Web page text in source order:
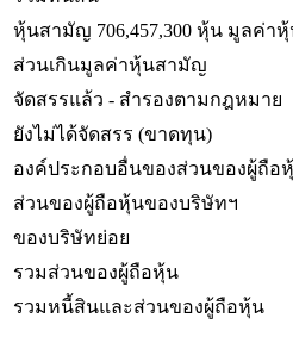
หุ้นสามัญ 706,457,300 หุ้น มูลค่า
ส่วนเกินมูลค่าหุ้นสามัญ
จัดสรรแล้ว - สำรองตามกฎหมาย
ยังไม่ได้จัดสรร (ขาดทุน)
องค์ประกอบอื่นของส่วนของผู้ถือ
ส่วนของผู้ถือหุ้นของบริษัทฯ
ของบริษัทย่อย
รวมส่วนของผู้ถือหุ้น
รวมหนี้สินและส่วนของผู้ถือหุ้น